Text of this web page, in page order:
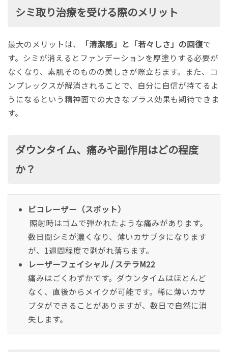
シミ取り治療を受ける際のメリット
最大のメリットは、 「清潔感」と「若々しさ」の回復で
す。シミが消えるとファンデーションを厚塗りする必要が
なくなり、素肌そのものの美しさが際立ちます。また、コ
ンプレックスが解消されることで、自分に自信が持てるよ
うになるという精神面での大きなプラス効果も期待できま
す。
ダウンタイム、痛みや副作用はどの程度
か？
ピコレーザー（スポット）
照射時はゴムで弾かれたような痛みがあります。
数日間シミが濃くなり、薄いカサブタになります
が、1週間程度で剥がれ落ちます。
レーザーフェイシャル / ステラM22
痛みはごくわずかです。ダウンタイムはほとんど
なく、直後からメイクが可能です。稀に薄いカサ
ブタができることがありますが、数日で自然に消
失します。